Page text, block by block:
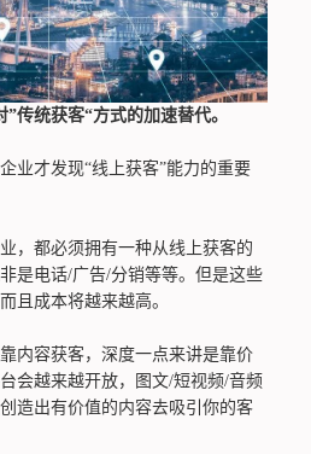
统获客“方式的加速替代。
才发现“线上获客”能力的重要
都必须拥有一种从线上获客的
是电话/广告/分销等等。但是这些
且成本将越来越高。
容获客，深度一点来讲是靠价
会越来越开放，图文/短视频/音频
造出有价值的内容去吸引你的客